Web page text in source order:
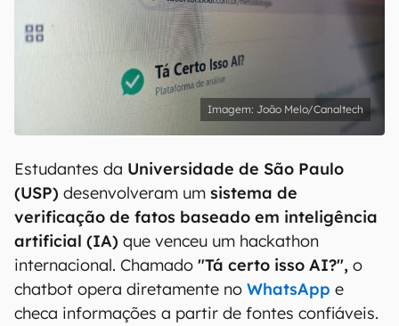
João Melo/Canaltech
Estudantes da Universidade de São Paulo
(USP) desenvolveram um sistema de
verificação de fatos baseado em inteligência
artificial (IA) que venceu um hackathon
internacional. Chamado "Tá certo isso AI?", o
chatbot opera diretamente no WhatsApp e
checa informações a partir de fontes confiáveis.